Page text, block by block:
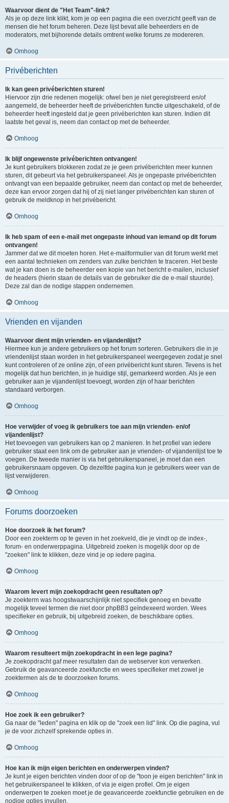
Waarvoor dient de "Het Team"-link?
Als je op deze link klikt, kom je op een pagina die een overzicht geeft van de
mensen die het forum beheren. Deze lijst bevat alle beheerders en de
moderators, met bijhorende details omtrent welke forums ze modereren.
Omhoog
Privéberichten
Ik kan geen privéberichten sturen!
Hiervoor zijn drie redenen mogelijk: ofwel ben je niet geregistreerd en/of
aangemeld, de beheerder heeft de privéberichten functie uitgeschakeld, of de
beheerder heeft ingesteld dat je geen privéberichten kan sturen. Indien dit
laatste het geval is, neem dan contact op met de beheerder.
Omhoog
Ik blijf ongewenste privéberichten ontvangen!
Je kunt gebruikers blokkeren zodat ze je geen privéberichten meer kunnen
sturen, dit gebeurt via het gebruikerspaneel. Als je ongepaste privéberichten
ontvangt van een bepaalde gebruiker, neem dan contact op met de beheerder,
deze kan ervoor zorgen dat hij of zij niet langer privéberichten kan sturen of
gebruik de meldknop in het privébericht.
Omhoog
Ik heb spam of een e-mail met ongepaste inhoud van iemand op dit forum
ontvangen!
Jammer dat we dit moeten horen. Het e-mailformulier van dit forum werkt met
een aantal technieken om zenders van zulke berichten te traceren. Het beste
wat je kan doen is de beheerder een kopie van het bericht e-mailen, inclusief
de headers (hierin staan de details van de gebruiker die de e-mail stuurde).
Deze zal dan de nodige stappen ondernemen.
Omhoog
Vrienden en vijanden
Waarvoor dient mijn vrienden- en vijandenlijst?
Hiermee kun je andere gebruikers op het forum sorteren. Gebruikers die in je
vriendenlijst staan worden in het gebruikerspaneel weergegeven zodat je snel
kunt controleren of ze online zijn, of een privébericht kunt sturen. Tevens is het
mogelijk dat hun berichten, in je huidige stijl, gemarkeerd worden. Als je een
gebruiker aan je vijandenlijst toevoegt, worden zijn of haar berichten
standaard verborgen.
Omhoog
Hoe verwijder of voeg ik gebruikers toe aan mijn vrienden- en/of
vijandenlijst?
Het toevoegen van gebruikers kan op 2 manieren. In het profiel van iedere
gebruiker staat een link om de gebruiker aan je vrienden- of vijandenlijst toe te
voegen. De tweede manier is via het gebruikerspaneel, je moet dan een
gebruikersnaam opgeven. Op dezelfde pagina kun je gebruikers weer van de
lijst verwijderen.
Omhoog
Forums doorzoeken
Hoe doorzoek ik het forum?
Door een zoekterm op te geven in het zoekveld, die je vindt op de index-,
forum- en onderwerppagina. Uitgebreid zoeken is mogelijk door op de
"zoeken" link te klikken, deze vind je op iedere pagina.
Omhoog
Waarom levert mijn zoekopdracht geen resultaten op?
Je zoekterm was hoogstwaarschijnlijk niet specifiek genoeg en bevatte
mogelijk teveel termen die niet door phpBB3 geïndexeerd worden. Wees
specifieker en gebruik, bij uitgebreid zoeken, de beschikbare opties.
Omhoog
Waarom resulteert mijn zoekopdracht in een lege pagina?
Je zoekopdracht gaf meer resultaten dan de webserver kon verwerken.
Gebruik de geavanceerde zoekfunctie en wees specifieker met zowel je
zoektermen als de te doorzoeken forums.
Omhoog
Hoe zoek ik een gebruiker?
Ga naar de "leden" pagina en klik op de "zoek een lid" link. Op die pagina, vul
je de voor zichzelf sprekende opties in.
Omhoog
Hoe kan ik mijn eigen berichten en onderwerpen vinden?
Je kunt je eigen berichten vinden door of op de "toon je eigen berichten" link in
het gebruikerspaneel te klikken, of via je eigen profiel. Om je eigen
onderwerpen te zoeken moet je de geavanceerde zoekfunctie gebruiken en de
nodige opties invullen.